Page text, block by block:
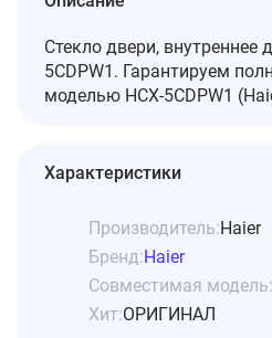
Стекло двери, внутреннее
5CDPW1. Гарантируем
моделью HCX-5CDPW1
Характеристики
Производитель:Haier
Бренд:Haier
Совместимая модель:
Хит:ОРИГИНАЛ